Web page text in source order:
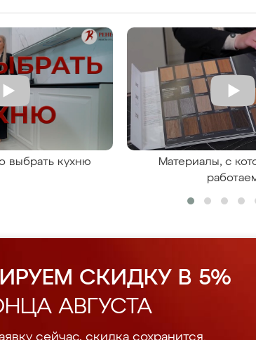
выбрать кухню
Материалы, с
СКИДКУ В 5%
АВГУСТА
сейчас, скидка сохранится.